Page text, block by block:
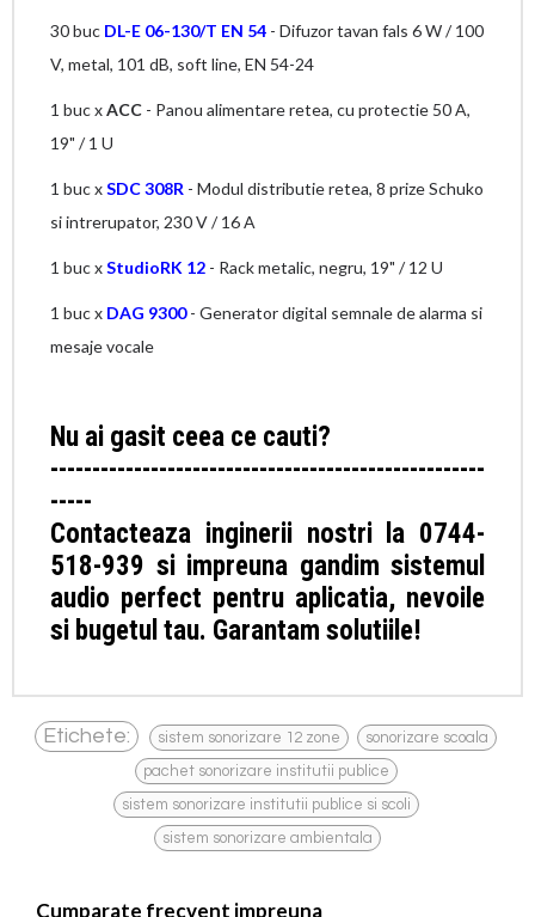
30 buc DL-E 06-130/T EN 54 - Difuzor tavan fals 6 W / 100
V, metal, 101 dB, soft line, EN 54-24
1 buc xACC - Panou alimentare retea, cu protectie 50 A,
19" / 1 U
1 buc xSDC 308R - Modul distributie retea, 8 prize Schuko
si intrerupator, 230 V / 16 A
1 buc xStudioRK 12 - Rack metalic, negru, 19" / 12 U
1 buc x DAG 9300- Generator digital semnale de alarma si
mesaje vocale
Nu ai gasit ceea ce cauti?
----------------------------------------------------
-----
Contacteaza inginerii nostri la 0744-
518-939 si impreuna gandim sistemul
audio perfect pentru aplicatia, nevoile
si bugetul tau. Garantam solutiile!
Etichete: sistem sonorizare 12 zone sonorizare scoala
pachet sonorizare institutii publice ,
sistem sonorizare institutii publice si scoli ,
sistem sonorizare ambientala
Cumparate frecvent impreuna